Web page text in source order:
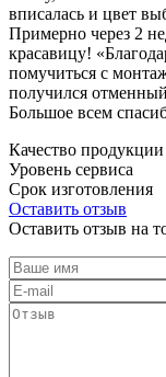
вписалась и цвет
Примерно через 2
красавицу!
помучиться с
получился
Большое всем
Качество продукции
Уровень сервиса
Срок изготовления
Оставить отзыв
Оставить отзыв на